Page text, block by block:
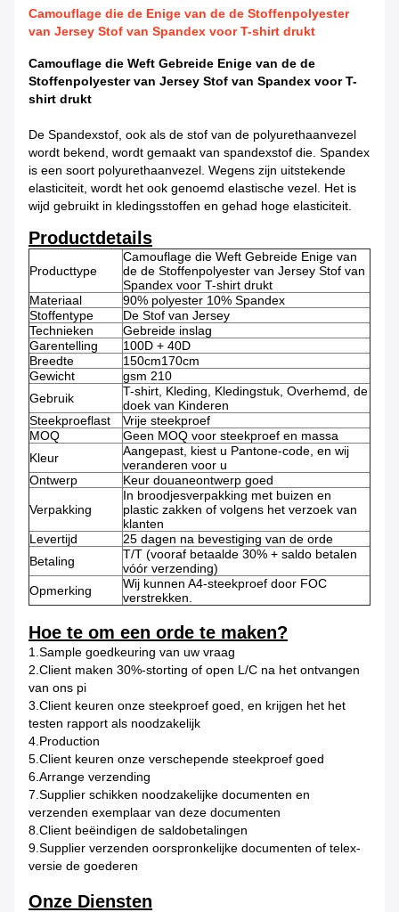
Camouflage die de Enige van de de Stoffenpolyester
van Jersey Stof van Spandex voor T-shirt drukt
Camouflage die Weft Gebreide Enige van de de
Stoffenpolyester van Jersey Stof van Spandex voor T-
shirt drukt
De Spandexstof, ook als de stof van de polyurethaanvezel
wordt bekend, wordt gemaakt van spandexstof die. Spandex
is een soort polyurethaanvezel. Wegens zijn uitstekende
elasticiteit, wordt het ook genoemd elastische vezel. Het is
wijd gebruikt in kledingsstoffen en gehad hoge elasticiteit.
Productdetails
Producttype
Camouflage die Weft Gebreide Enige van
de de Stoffenpolyester van Jersey Stof van
Spandex voor T-shirt drukt
Materiaal
90% polyester 10% Spandex
Stoffentype
De Stof van Jersey
Technieken
Gebreide inslag
Garentelling
100D + 40D
Breedte
150cm170cm
Gewicht
gsm 210
Gebruik
T-shirt, Kleding, Kledingstuk, Overhemd, de
doek van Kinderen
Steekproeflast
Vrije steekproef
MOQ
Geen MOQ voor steekproef en massa
Kleur
Aangepast, kiest u Pantone-code, en wij
veranderen voor u
Ontwerp
Keur douaneontwerp goed
Verpakking
In broodjesverpakking met buizen en
plastic zakken of volgens het verzoek van
klanten
Levertijd
25 dagen na bevestiging van de orde
Betaling
T/T (vooraf betaalde 30% + saldo betalen
vóór verzending)
Opmerking
Wij kunnen A4-steekproef door FOC
verstrekken.
Hoe te om een orde te maken?
1.Sample goedkeuring van uw vraag
2.Client maken 30%-storting of open L/C na het ontvangen
van ons pi
3.Client keuren onze steekproef goed, en krijgen het het
testen rapport als noodzakelijk
4.Production
5.Client keuren onze verschepende steekproef goed
6.Arrange verzending
7.Supplier schikken noodzakelijke documenten en
verzenden exemplaar van deze documenten
8.Client beëindigen de saldobetalingen
9.Supplier verzenden oorspronkelijke documenten of telex-
versie de goederen
Onze Diensten